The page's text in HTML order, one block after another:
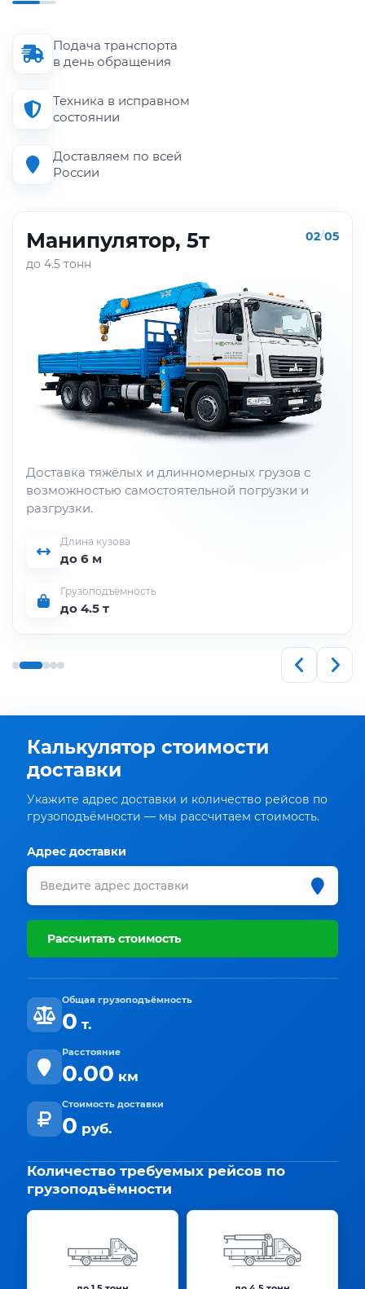
Подача транспорта
в день обращения
Техника в исправном
состоянии
Доставляем по всей
России
Манипулятор, 5т
до 4.5 тонн
02/05
Доставка тяжёлых и длинномерных грузов с
возможностью самостоятельной погрузки и
разгрузки.
Длина кузова
до 6 м
Грузоподъёмность
до 4.5 т
Калькулятор стоимости
доставки
Укажите адрес доставки и количество рейсов по
грузоподъёмности — мы рассчитаем стоимость.
Адрес доставки
Рассчитать стоимость
Общая грузоподъёмность
0 т.
Расстояние
0.00 км
Стоимость доставки
0 руб.
Количество требуемых рейсов по
грузоподъёмности